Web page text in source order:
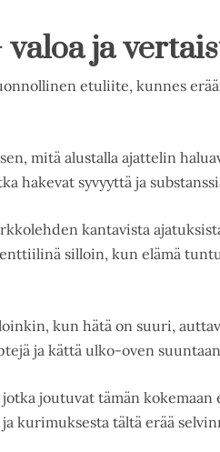
ja
etuliite, kunnes
mitä alustalla ajattelin
hakevat syvyyttä ja
kantavista
silloin, kun elämä
kun hätä on suuri,
ja kättä ulko-oven
joutuvat tämän
kurimuksesta tältä erää